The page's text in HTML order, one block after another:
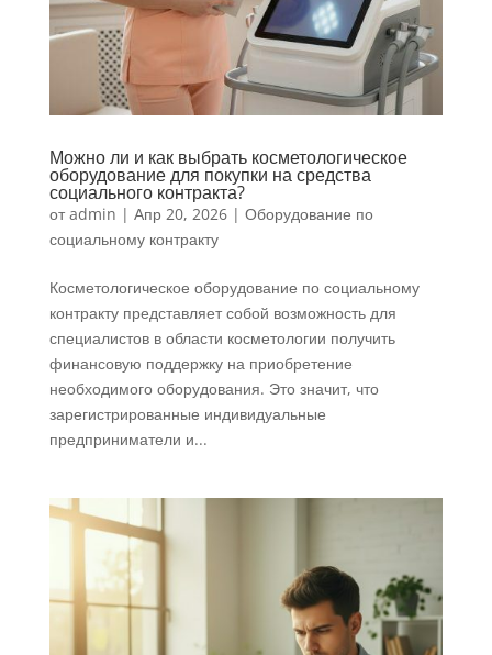
Можно ли и как выбрать косметологическое
оборудование для покупки на средства
социального контракта?
отadmin | Апр 20, 2026| Оборудование по
социальному контракту
Косметологическое оборудование по социальному
контракту представляет собой возможность для
специалистов в области косметологии получить
финансовую поддержку на приобретение
необходимого оборудования. Это значит, что
зарегистрированные индивидуальные
предприниматели и...